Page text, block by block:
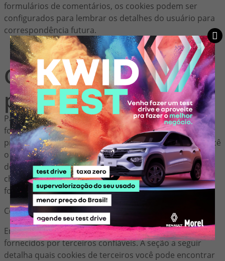
formulários de comentários, os cookies podem ser
configurados para lembrar os detalhes do usuário para
correspondência futura.
Cookies de
preferências do site
Para proporcionar uma ótima experiência neste site,
fornecemos a funcionalidade para definir suas
preferências de como esse site é executado quando você
o usa. Para lembrar suas preferências, precisamos
definir cookies para que essas informações possam ser
chamadas sempre que você interagir com uma página
for afetada por suas preferências.
Cookies de Terceiros
Em alguns casos especiais, também usamos cookies
fornecidos por terceiros confiáveis. A seção a seguir
detalha quais cookies de terceiros você pode encontrar